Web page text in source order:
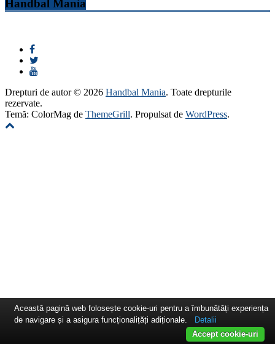
Handbal Mania
Drepturi de autor © 2026 Handbal Mania. Toate drepturile
rezervate.
Temă: ColorMag de ThemeGrill. Propulsat de WordPress.
Această pagină web folosește cookie-uri pentru a îmbunătăți experiența
de navigare și a asigura funcționalițăți adiționale.
Detalii
Accept cookie-uri